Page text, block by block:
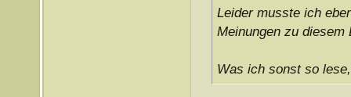
Leider musste ich
Meinungen zu
Was ich sonst so